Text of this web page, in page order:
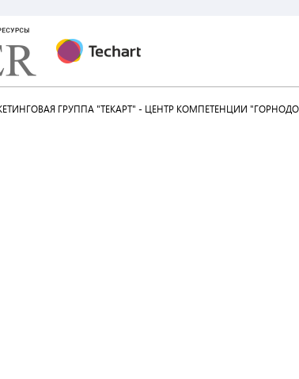
ГРУППА "ТЕКАРТ" - ЦЕНТР КОМПЕТЕНЦИИ